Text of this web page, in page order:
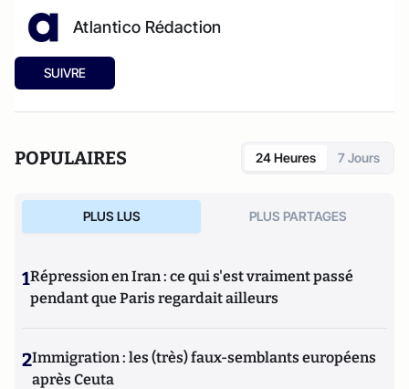
Atlantico Rédaction
SUIVRE
POPULAIRES 24 Heures 7 Jours
PLUS LUS PLUS PARTAGES
1Répression en Iran : ce qui s'est vraiment passé
pendant que Paris regardait ailleurs
2Immigration : les (très) faux-semblants européens
après Ceuta